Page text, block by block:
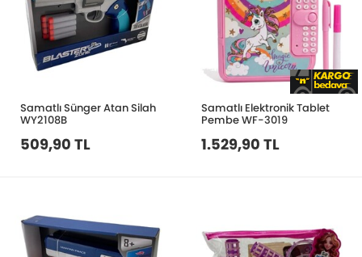
Samatlı Sünger Atan Silah
WY2108B
509,90 TL
Samatlı Elektronik Tablet
Pembe WF-3019
1.529,90 TL